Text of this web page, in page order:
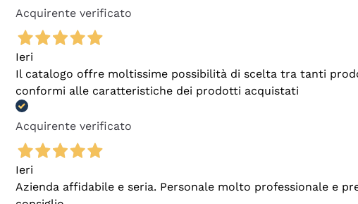
Acquirente verificato
Ieri
Il catalogo offre moltissime possibilità di scelta tra tanti
conformi alle caratteristiche dei prodotti acquistati
Acquirente verificato
Ieri
Azienda affidabile e seria. Personale molto professionale e